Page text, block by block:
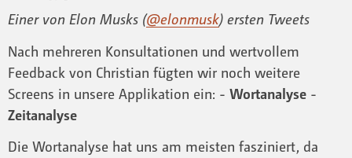
Einer von Elon Musks (@elonmusk) ersten Tweets
Nach mehreren Konsultationen und wertvollem
Feedback von Christian fügten wir noch weitere
Screens in unsere Applikation ein: - Wortanalyse -
Zeitanalyse
Die Wortanalyse hat uns am meisten fasziniert, da